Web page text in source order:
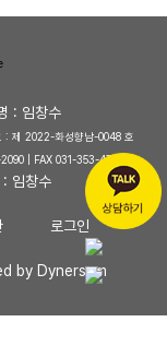
: 임창수
: 제 2022-화성향남-0048 호
| FAX 031-353-4727
: 임창수
로그인
by Dynersum